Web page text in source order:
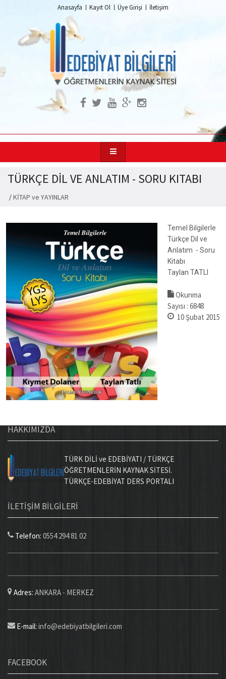
Anasayfa Kayıt Ol Üye Girişi İletişim
TÜRKÇE DİL VE ANLATIM - SORU KITABI
/KİTAP ve YAYINLAR
Temel Bilgilerle
Türkçe Dil ve
Anlatım - Soru
Kitabı
Taylan TATLI
Okunma
Sayısı : 6848
10 Şubat 2015
HAKKIMIZDA
TÜRK DİLİ ve EDEBİYATI / TÜRKÇE
ÖĞRETMENLERİN KAYNAK SİTESİ.
TÜRKÇE-EDEBİYAT DERS PORTALI
İLETİŞİM BİLGİLERİ
Telefon: 0554 294 81 02
Adres: ANKARA - MERKEZ
E-mail: info@edebiyatbilgileri.com
FACEBOOK